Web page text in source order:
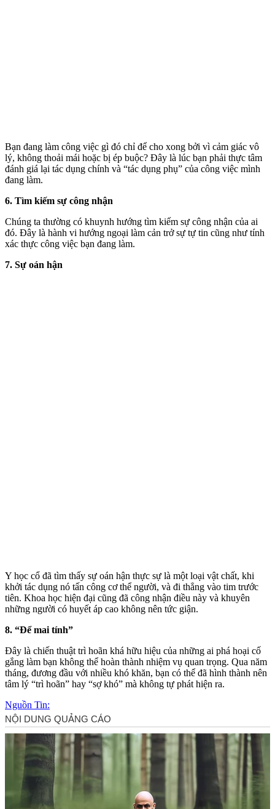
Bạn đang làm công việc gì đó chỉ để cho xong bởi vì cảm giác vô
lý, không thoải mái hoặc bị ép buộc? Đây là lúc bạn phải thực tâm
đánh giá lại tác dụng chính và “tác dụng phụ” của công việc mình
đang làm.
6. Tìm kiếm sự công nhận
Chúng ta thường có khuynh hướng tìm kiếm sự công nhận của ai
đó. Đây là hành vi hướng ngoại làm cản trở sự tự tin cũng như tính
xác thực công việc bạn đang làm.
7. Sự oán hận
Y học cổ đã tìm thấy sự oán hận thực sự là một loại vật chất, khi
khởi tác dụng nó tấn công c‌ơ th‌ể người, và đi thẳng vào tim trước
tiên. Khoa học hiện đại cũng đã công nhận điều này và khuyên
những người có huyết áp cao không nên tức giận.
8. “Để mai tính”
Đây là chiến thuật trì hoãn khá hữu hiệu của những ai phá hoại cố
gắng làm bạn không thể hoàn thành nhiệm vụ quan trọng. Qua năm
tháng, đương đầu với nhiều khó khăn, bạn có thể đã hình thành nên
tâm lý “trì hoãn” hay “sợ khó” mà không tự phát hiện ra.
Nguồn Tin: